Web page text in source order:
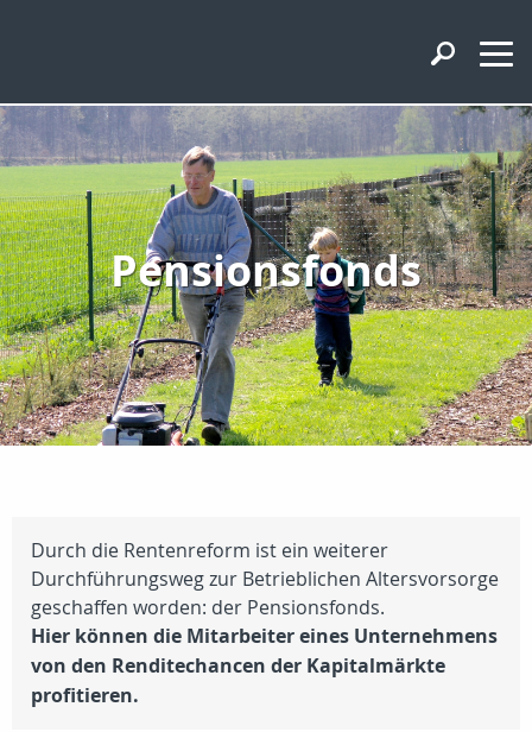
Pensionsfonds
Durch die Rentenreform ist ein weiterer
Durchführungsweg zur Betrieblichen Altersvorsorge
geschaffen worden: der Pensionsfonds.
Hier können die Mitarbeiter eines Unternehmens
von den Renditechancen der Kapitalmärkte
profitieren.